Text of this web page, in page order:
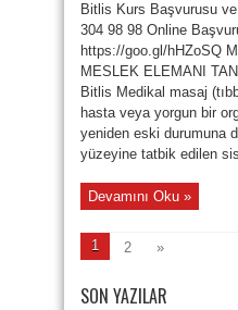
Bitlis Kurs Başvurusu
304 98 98 Online
https://goo.gl/hHZoSQ
MESLEK ELEMANI
Bitlis Medikal masaj
hasta veya yorgun bir
yeniden eski durumuna
yüzeyine tatbik edilen
Devamını Oku »
1 2 »
SON YAZILAR